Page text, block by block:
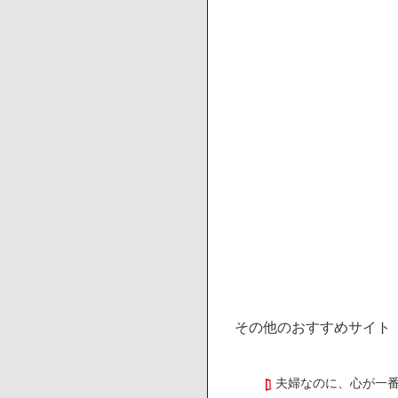
その他のおすすめサイト
夫婦なのに、心が一